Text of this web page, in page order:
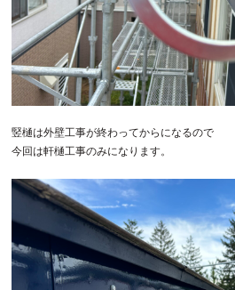
竪樋は外壁工事が終わってからになるので
今回は軒樋工事のみになります。